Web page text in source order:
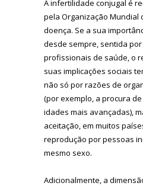
A infertilidade conjugal é
pela Organização Mundial
doença. Se a sua
desde sempre, sentida
profissionais de saúde, o
suas implicações sociais
não só por razões de
(por exemplo, a procura
idades mais avançadas),
aceitação, em muitos
reprodução por pessoas
mesmo sexo.
Adicionalmente, a